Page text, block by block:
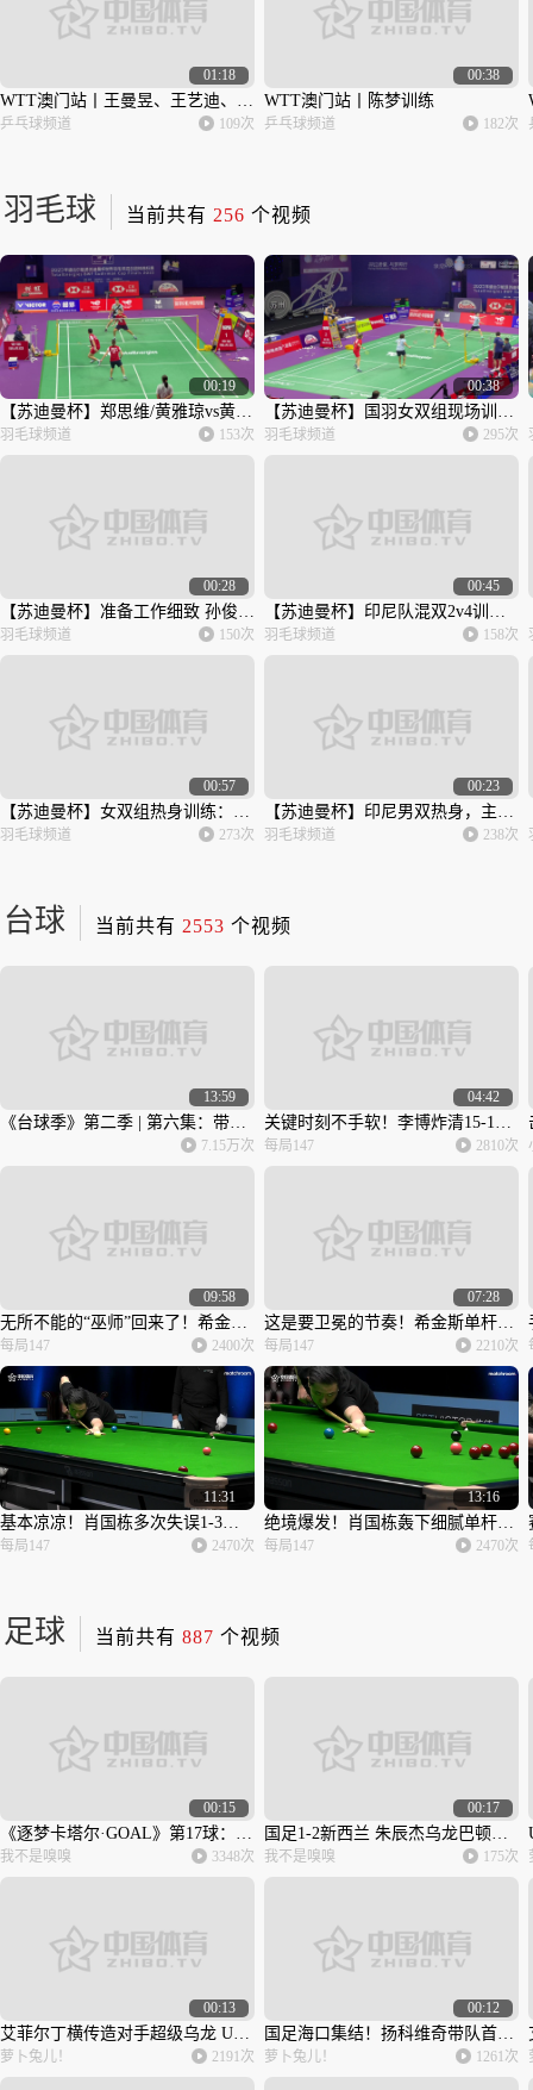
01:18
WTT澳门站丨王曼昱、王艺迪、田志希训练
乒乓球频道 109次
00:38
WTT澳门站丨陈梦训练
乒乓球频道 182次
羽毛球 当前共有 256 个视频
00:19
【苏迪曼杯】郑思维/黄雅琼vs黄东萍/冯彦哲 高崚场边指导
羽毛球频道 153次
00:38
【苏迪曼杯】国羽女双组现场训练：陈清晨/贾一凡vs张殊贤/郑雨
羽毛球频道 295次
00:28
【苏迪曼杯】准备工作细致 孙俊指导亲自上阵拖地
羽毛球频道 150次
00:45
【苏迪曼杯】印尼队混双2v4训练 德扬/维德佳佳或成依靠
羽毛球频道 158次
00:57
【苏迪曼杯】女双组热身训练：陈清晨/贾一凡vs张殊贤/郑雨
羽毛球频道 273次
00:23
【苏迪曼杯】印尼男双热身，主打的就是一个呐喊
羽毛球频道 238次
台球 当前共有 2553 个视频
13:59
《台球季》第二季 | 第六集：带塞的黄毛
7.15万次
04:42
关键时刻不手软！李博炸清15-14绝杀徐天伟晋级16强 | 超级大奖赛石家庄站
每局147 2810次
09:58
无所不能的“巫师”回来了！希金斯单杆144分刷新本季最高 | 2022/23冠军联赛
每局147 2400次
07:28
这是要卫冕的节奏！希金斯单杆116分清台杀气十足 | 2022/23冠军联赛
每局147 2210次
11:31
基本凉凉！肖国栋多次失误1-3不敌威尔逊吃到第三败 | 2022/23冠军联赛
每局147 2470次
13:16
绝境爆发！肖国栋轰下细腻单杆124分清台 | 2022/23冠军联赛
每局147 2470次
足球 当前共有 887 个视频
00:15
《逐梦卡塔尔·GOAL》第17球：萨利姆·阿尔多萨里兜射破门
我不是嗅嗅 3348次
00:17
国足1-2新西兰 朱辰杰乌龙巴顿破门
我不是嗅嗅 175次
00:13
艾菲尔丁横传造对手超级乌龙 U20国足1-0取得领先
萝卜兔儿！ 2191次
00:12
国足海口集结！扬科维奇带队首训 蒋光太任航未参加合练
萝卜兔儿！ 1261次